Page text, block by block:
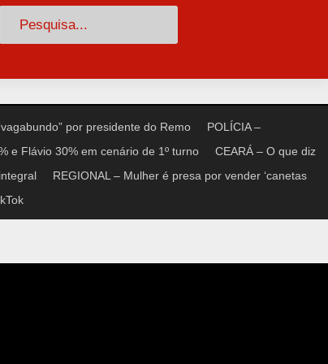
Pesquisar
por presidente do Remo
POLÍCIA –
e Flávio 30% em cenário de 1º turno
CEARÁ – O que diz
REGIONAL – Mulher é presa por vender ‘canetas